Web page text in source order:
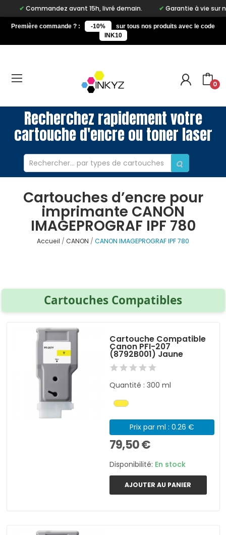
Commandez avant 15h, livré demain. Garantie à vie sur notre
Première commande ? : -10%
sur tous nos produits avec le code
INK10
0
Recherchez rapidement votre
cartouche d'encre ou toner laser
Cartouches d’encre pour
imprimante CANON
IMAGEPROGRAF IPF 780
Accueil CANON CANON IMAGEPROGRAF IPF 780
Cartouches Compatibles
Cartouche Compatible
Canon PFI-207
(8792B001) Jaune
Quantité : 300 ml
Prix par ml : 0.26 €
79,50 €
Disponibilité: En stock
AJOUTER AU PANIER